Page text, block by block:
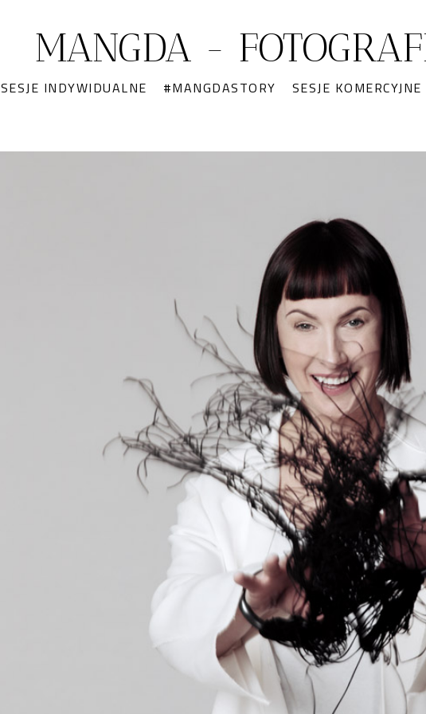
MANGDA -
SESJE INDYWIDUALNE #MANGDASTORY SESJE KOMERCYJNE